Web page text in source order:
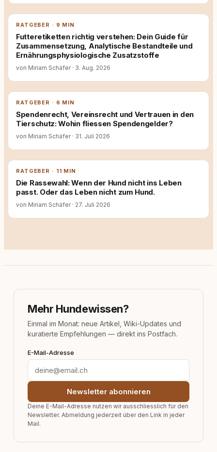
RATGEBER · 9 MIN
Futteretiketten richtig verstehen: Dein Guide für
Zusammensetzung, Analytische Bestandteile und
Ernährungsphysiologische Zusatzstoffe
von Miriam Schäfer · 3. Aug. 2026
RATGEBER · 6 MIN
Spendenrecht, Vereinsrecht und Vertrauen in den
Tierschutz: Wohin fliessen Spendengelder?
von Miriam Schäfer · 31. Juli 2026
RATGEBER · 11 MIN
Die Rassewahl: Wenn der Hund nicht ins Leben
passt. Oder das Leben nicht zum Hund.
von Miriam Schäfer · 27. Juli 2026
Mehr Hundewissen?
Einmal im Monat: neue Artikel, Wiki-Updates und
kuratierte Empfehlungen — direkt ins Postfach.
E-Mail-Adresse
Newsletter abonnieren
Deine E-Mail-Adresse nutzen wir ausschliesslich für den
Newsletter. Abmeldung jederzeit über den Link in jeder
Mail.